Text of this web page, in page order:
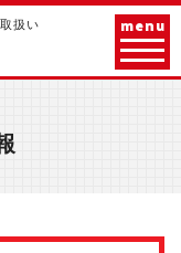
扱い menu